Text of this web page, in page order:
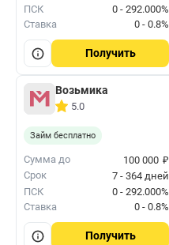
ПСК
0 - 292.000%
Ставка
0 - 0.8%
Получить
Возьмика
5.0
Займ бесплатно
Сумма до 100 000 ₽
Срок
7 - 364 дней
ПСК
0 - 292.000%
Ставка
0 - 0.8%
Получить